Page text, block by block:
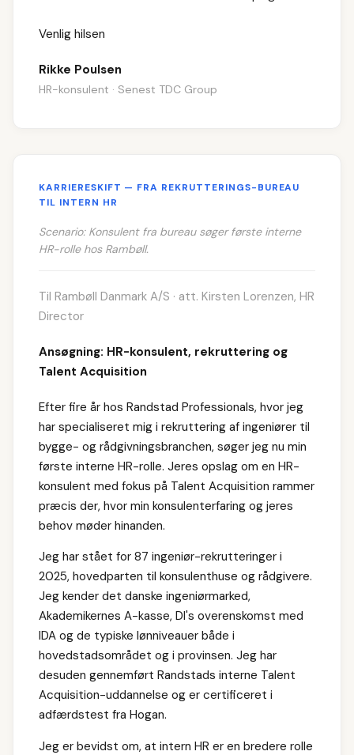
Venlig hilsen
Rikke Poulsen
HR-konsulent · Senest TDC Group
KARRIERESKIFT — FRA REKRUTTERINGS-BUREAU
TIL INTERN HR
Scenario: Konsulent fra bureau søger første interne
HR-rolle hos Rambøll.
Til Rambøll Danmark A/S · att. Kirsten Lorenzen, HR
Director
Ansøgning: HR-konsulent, rekruttering og
Talent Acquisition
Efter fire år hos Randstad Professionals, hvor jeg
har specialiseret mig i rekruttering af ingeniører til
bygge- og rådgivningsbranchen, søger jeg nu min
første interne HR-rolle. Jeres opslag om en HR-
konsulent med fokus på Talent Acquisition rammer
præcis der, hvor min konsulenterfaring og jeres
behov møder hinanden.
Jeg har stået for 87 ingeniør-rekrutteringer i
2025, hovedparten til konsulenthuse og rådgivere.
Jeg kender det danske ingeniørmarked,
Akademikernes A-kasse, DI's overenskomst med
IDA og de typiske lønniveauer både i
hovedstadsområdet og i provinsen. Jeg har
desuden gennemført Randstads interne Talent
Acquisition-uddannelse og er certificeret i
adfærdstest fra Hogan.
Jeg er bevidst om, at intern HR er en bredere rolle